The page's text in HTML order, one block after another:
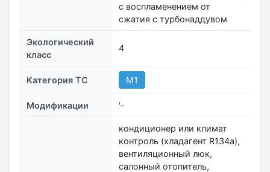
с воспламенением от
сжатия с турбонаддувом
Экологический
класс
4
Категория ТС М1
Модификации '-
кондиционер или климат
контроль (хладагент R134a),
вентиляционный люк,
салонный отопитель,